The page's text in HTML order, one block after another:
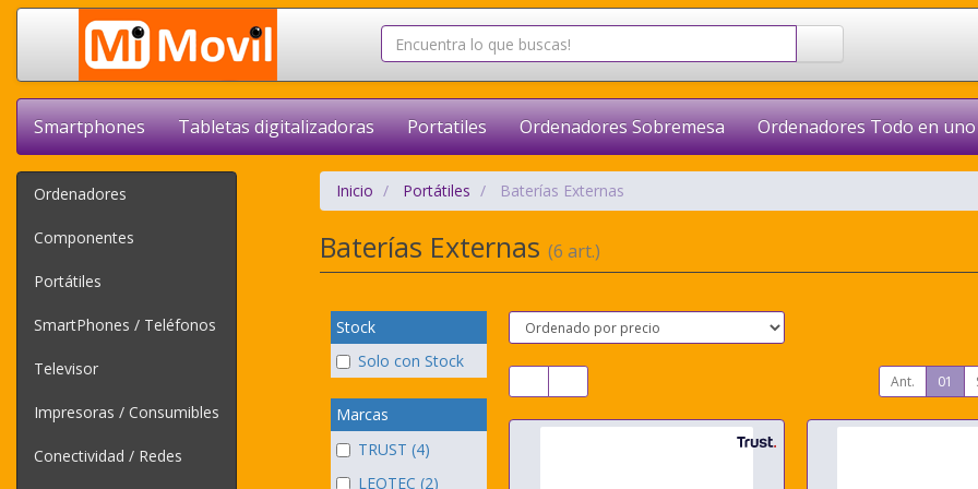
Smartphones Tabletas digitalizadoras Portatiles Ordenadores Sobremesa Ordenadores Todo en uno
Ordenadores
Componentes
Portátiles
SmartPhones / Teléfonos
Televisor
Impresoras / Consumibles
Conectividad / Redes
Inicio Portátiles Baterías Externas
Baterías Externas (6 art.)
Stock
Solo con Stock
Marcas
TRUST (4)
LEOTEC (2)
Ant. 01